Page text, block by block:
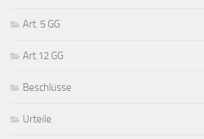
Art. 5 GG
Art.12 GG
Beschlüsse
Urteile